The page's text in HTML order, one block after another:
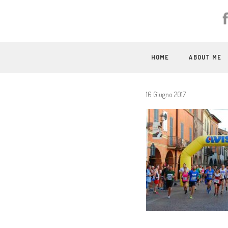
HOME ABOUT ME
16 Giugno 2017